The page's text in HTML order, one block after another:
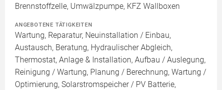
Brennstoffzelle, Umwälzpumpe, KFZ Wallboxen
ANGEBOTENE TÄTIGKEITEN
Wartung, Reparatur, Neuinstallation / Einbau,
Austausch, Beratung, Hydraulischer Abgleich,
Thermostat, Anlage & Installation, Aufbau / Auslegung,
Reinigung / Wartung, Planung / Berechnung, Wartung /
Optimierung, Solarstromspeicher / PV Batterie,